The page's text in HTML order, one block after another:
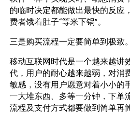
的临时决定都能做出最快的反应
费者饿着肚子“等米下锅”。
三是购买流程一定要简单到极致。
移动互联网时代是一个越来越讲
代，用户的耐心越来越弱，对消
敏感，没有用户愿意对着小小的
一大堆东西、多等一分钟，下单
流程及支付方式都要做到简单再